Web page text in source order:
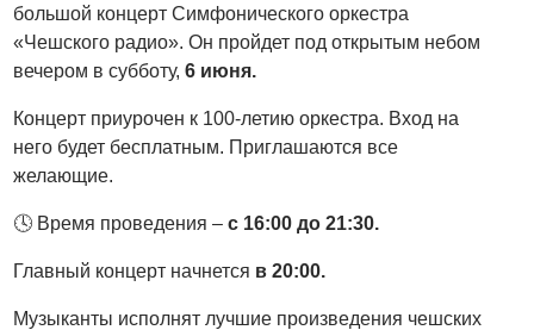
большой концерт Симфонического оркестра
«Чешского радио». Он пройдет под открытым небом
вечером в субботу,6 июня.
Концерт приурочен к 100-летию оркестра. Вход на
него будет бесплатным. Приглашаются все
желающие.
🕓 Время проведения –с 16:00 до 21:30.
Главный концерт начнется в 20:00.
Музыканты исполнят лучшие произведения чешских